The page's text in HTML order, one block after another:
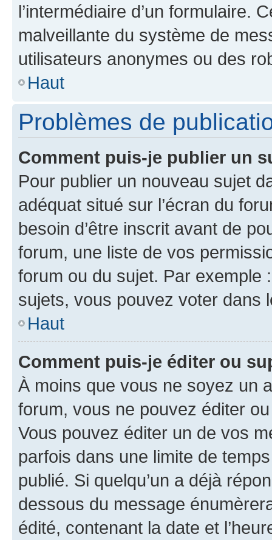
l’intermédiaire d’un formulaire.
malveillante du système de
utilisateurs anonymes ou des
Haut
Problèmes de
Comment puis-je publier un
Pour publier un nouveau sujet
adéquat situé sur l’écran du
besoin d’être inscrit avant de
forum, une liste de vos
forum ou du sujet. Par exemple
sujets, vous pouvez voter dans
Haut
Comment puis-je éditer ou
À moins que vous ne soyez un
forum, vous ne pouvez éditer
Vous pouvez éditer un de vos
parfois dans une limite de
publié. Si quelqu’un a déjà
dessous du message
édité, contenant la date et